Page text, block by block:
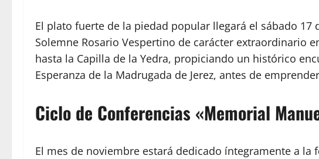
El plato fuerte de la piedad popular llegará el sábado 17
Solemne Rosario Vespertino de carácter extraordinario
hasta la Capilla de la Yedra, propiciando un histórico
Esperanza de la Madrugada de Jerez, antes de
Ciclo de Conferencias «Memorial
El mes de noviembre estará dedicado íntegramente a